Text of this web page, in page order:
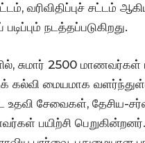
வரிவிதிப்புச் சட்டம்
நடத்தப்படுகிறது.
சுமார் 2500 மாணவர்கள்
மையமாக
சேவைகள், தேசிய-
பயிற்சி பெறுகின்றனர்.